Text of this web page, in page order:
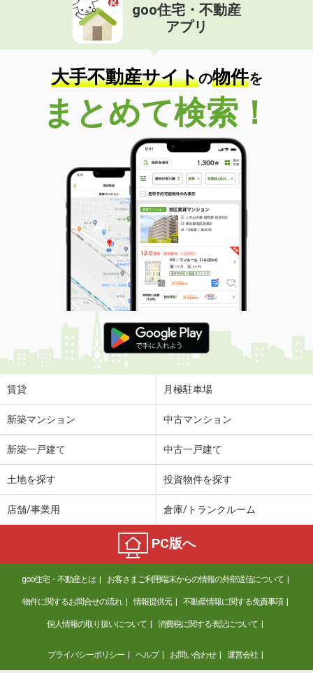
埼玉県さいたま市北区本郷町
価 格
埼玉県さいたま市北区本郷町
専有面積
62.1m²
間取り
2LDK
埼玉県所沢市和ケ原３
8.30万円
埼玉県所沢市和ケ原３
専有面積 26.5m²
間取り
ワンルーム
埼玉県さいたま市北区本郷町
価 格
9.70万円
住 所
埼玉県さいたま市北区本郷町
専有面積 62.1m²
間取り
2LDK
埼玉県越谷市大字大林
価 格
7.90万円
埼玉県さいたま市南区太田窪５丁目
価 格
8.70万円
埼玉県さいたま市南区太田窪５丁目
専有面積 53.93m²
埼玉県さいたま市浦和区領家６
住 所
埼玉県さいたま市浦和区領家６
専有面積
21.2m²
goo住宅・不動産
アプリ
大手不動産サイトの物件を
まとめて検索！
賃貸 月極駐車場
新築マンション 中古マンション
新築一戸建て 中古一戸建て
土地を探す 投資物件を探す
店舗/事業用 倉庫/トランクルーム
PC版へ
goo住宅・不動産とは お客さまご利用端末からの情報の外部送信について
物件に関するお問合せの流れ 情報提供元 不動産情報に関する免責事項
個人情報の取り扱いについて 消費税に関する表記について
プライバシーポリシー ヘルプ お問い合わせ 運営会社